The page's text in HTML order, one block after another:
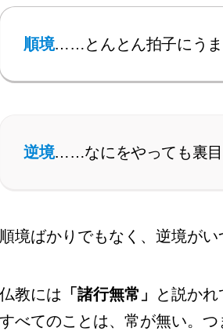
順境……とんとん拍子にう
逆境……なにをやっても裏目
順境ばかりでもなく、逆境が
仏教には 「諸行無常」
と説か
すべてのことは、常が無い。つ